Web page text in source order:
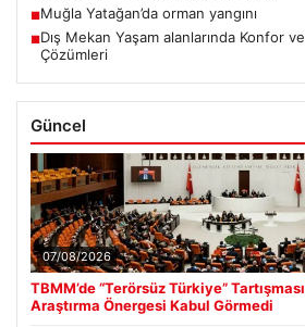
■Muğla Yatağan’da orman yangını
■Dış Mekan Yaşam alanlarında Konfor
Çözümleri
Güncel
07/08/2026
TBMM’de “Terörsüz Türkiye”
Araştırma Önergesi Kabul Görmedi